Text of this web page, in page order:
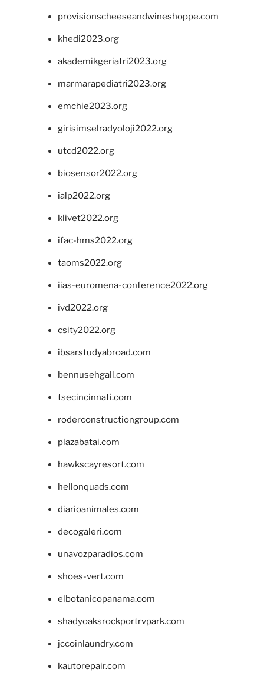
provisionscheeseandwineshoppe.com
khedi2023.org
akademikgeriatri2023.org
marmarapediatri2023.org
emchie2023.org
girisimselradyoloji2022.org
utcd2022.org
biosensor2022.org
ialp2022.org
klivet2022.org
ifac-hms2022.org
taoms2022.org
iias-euromena-conference2022.org
ivd2022.org
csity2022.org
ibsarstudyabroad.com
bennusehgall.com
tsecincinnati.com
roderconstructiongroup.com
plazabatai.com
hawkscayresort.com
hellonquads.com
diarioanimales.com
decogaleri.com
unavozparadios.com
shoes-vert.com
elbotanicopanama.com
shadyoaksrockportrvpark.com
jccoinlaundry.com
kautorepair.com